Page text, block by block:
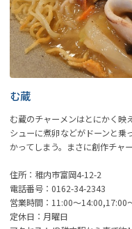
む蔵
む蔵のチャーメンはとにかく映
シューに煮卵などがドーンと乗
かってしまう。まさに創作チャ
住所：稚内市富岡4-12-2
電話番号：0162-34-2343
営業時間：11:00～14:00,17:00
定休日：月曜日